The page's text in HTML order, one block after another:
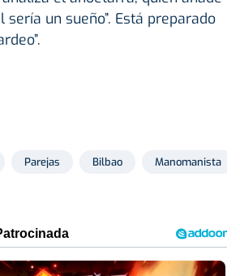
sería un sueño”. Está preparado
Parejas Bilbao Manomanista